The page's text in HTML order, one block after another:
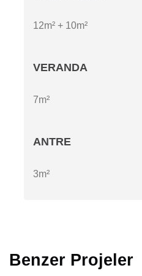
12m² + 10m²
VERANDA
7m²
ANTRE
3m²
Benzer Projeler